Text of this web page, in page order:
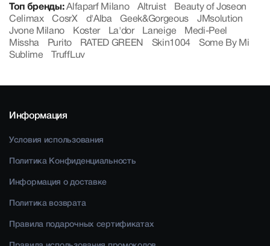
Топ бренды: Alfaparf Milano Altruist
Beauty of Joseon
Celimax
CosrX d'Alba Geek&Gorgeous
JMsolution
Jvone Milano
Koster La'dor Laneige
Medi-Peel
Missha
Purito RATED GREEN Skin1004
Some By Mi
Sublime
TruffLuv
Информация
Условия использования
Политика Конфиденциальность
Информация о доставке
Политика возврата
Правила подарочных сертификатах